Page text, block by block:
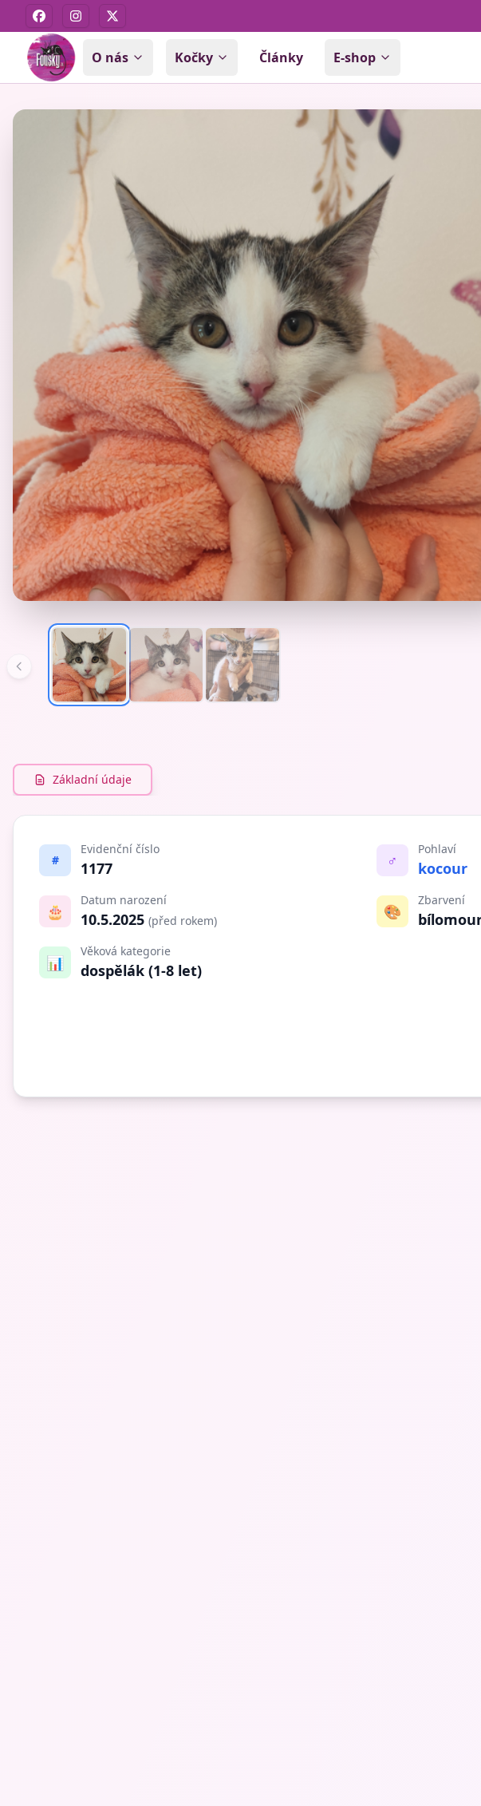
FacebookInstagram
X
O nás Kočky Články E-shop
Základní údaje
#
Evidenční číslo
1177
🎂
Datum narození
10.5.2025 (před rokem)
📊
Věková kategorie
dospělák (1-8 let)
♂️
Pohlaví
kocour
🎨
Zbarvení